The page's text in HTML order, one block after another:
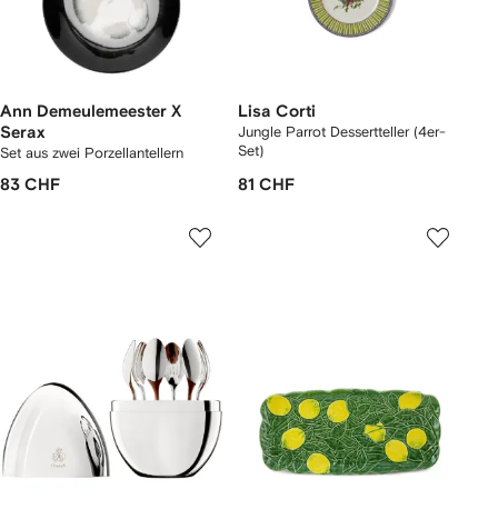
Ann Demeulemeester X
Serax
Set aus zwei Porzellantellern
83 CHF
Lisa Corti
Jungle Parrot Dessertteller (4er-
Set)
81 CHF